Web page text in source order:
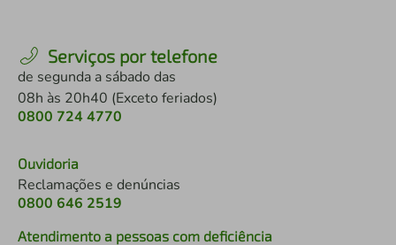
Serviços por telefone
de segunda a sábado das
08h às 20h40 (Exceto feriados)
0800 724 4770
Ouvidoria
Reclamações e denúncias
0800 646 2519
Atendimento a pessoas com deficiência